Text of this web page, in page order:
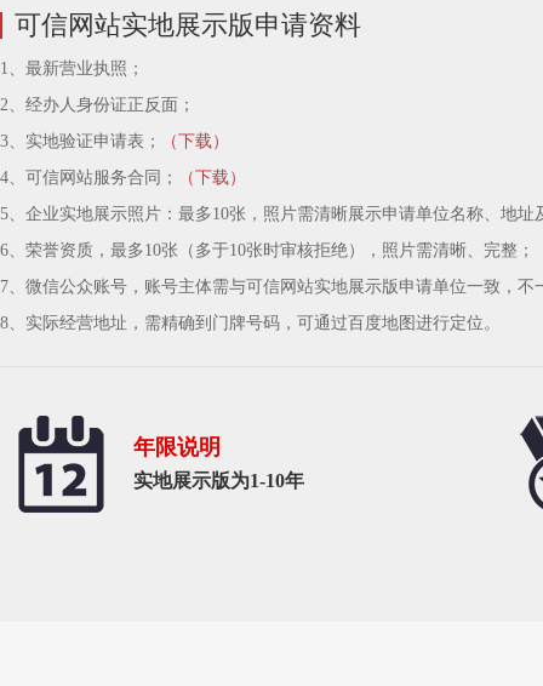
可信网站实地展示版申请资料
1、最新营业执照；
2、经办人身份证正反面；
3、实地验证申请表；
（下载）
4、可信网站服务合同；
（下载）
5、企业实地展示照片：最多10张，照片需清晰展示申请单位名称、地
6、荣誉资质，最多10张（多于10张时审核拒绝），照片需清晰、完整；
7、微信公众账号，账号主体需与可信网站实地展示版申请单位一致，不
8、实际经营地址，需精确到门牌号码，可通过百度地图进行定位。
年限说明
实地展示版为1-10年